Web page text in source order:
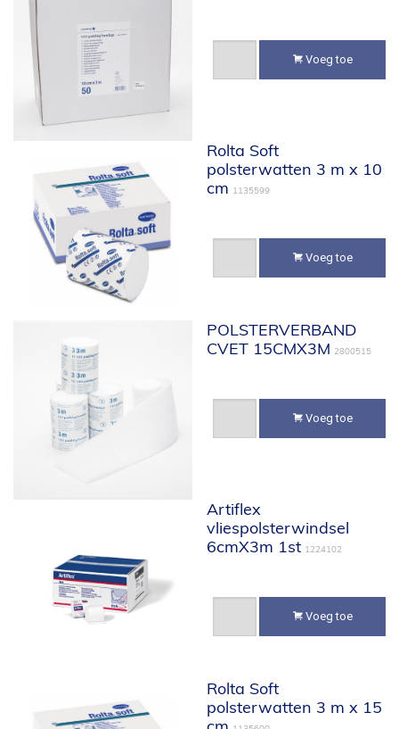
Voeg toe
Rolta Soft
polsterwatten 3 m x 10
cm 1135599
Voeg toe
POLSTERVERBAND
CVET 15CMX3M 2800515
Voeg toe
Artiflex
vliespolsterwindsel
6cmX3m 1st 1224102
Voeg toe
Rolta Soft
polsterwatten 3 m x 15